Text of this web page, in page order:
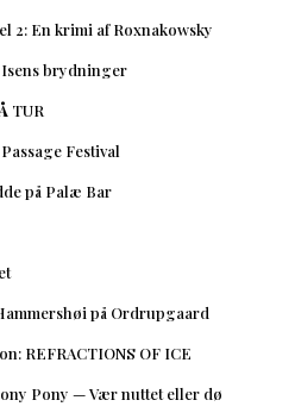
2: En krimi af Roxnakowsky
Isens brydninger
TUR
Festival
på Palæ Bar
på Ordrupgaard
REFRACTIONS OF ICE
Pony — Vær nuttet eller dø